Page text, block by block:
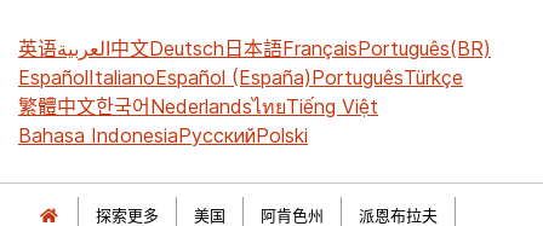
英语العربية中文Deutsch日本語FrançaisPortuguês(BR)
EspañolItalianoEspañol (España)PortuguêsTürkçe
繁體中文한국어NederlandsไทยTiếng Việt
Bahasa IndonesiaРусскийPolski
探索更多 美国 阿肯色州
派恩布拉夫